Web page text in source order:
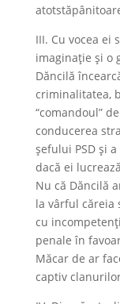
III. Cu vocea ei
imaginaţie şi o
Dăncilă
criminalitatea,
“comandoul”
conducerea
şefului PSD şi
dacă ei
Nu că Dăncilă
la vârful căreia
cu
penale în
Măcar de ar
captiv